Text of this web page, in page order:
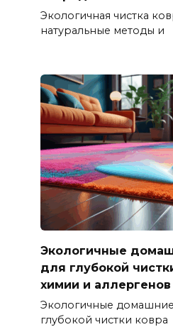
Экологичная чистка
натуральные методы и
Экологичные
для глубокой
химии и аллергенов
Экологичные домашние
глубокой чистки ковра